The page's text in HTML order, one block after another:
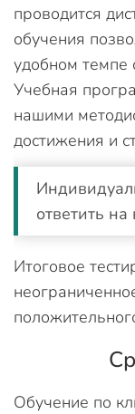
проводится
обучения
удобном темпе
Учебная
нашими
достижения и
ответить
Итоговое
Обучение по